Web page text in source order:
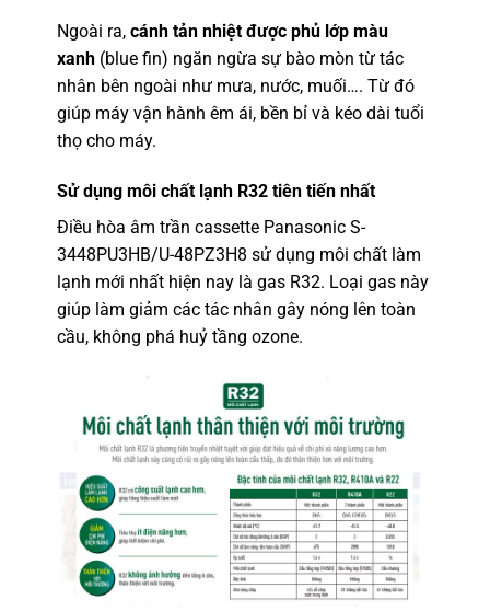
Ngoài ra, cánh tản nhiệt được phủ lớp màu
xanh(blue fin) ngăn ngừa sự bào mòn từ tác
nhân bên ngoài như mưa, nước, muối…. Từ đó
giúp máy vận hành êm ái, bền bỉ và kéo dài tuổi
thọ cho máy.
Sử dụng môi chất lạnh R32 tiên tiến nhất
Điều hòa âm trần cassette Panasonic S-
3448PU3HB/U-48PZ3H8 sử dụng môi chất làm
lạnh mới nhất hiện nay là gas R32. Loại gas này
giúp làm giảm các tác nhân gây nóng lên toàn
cầu, không phá huỷ tầng ozone.